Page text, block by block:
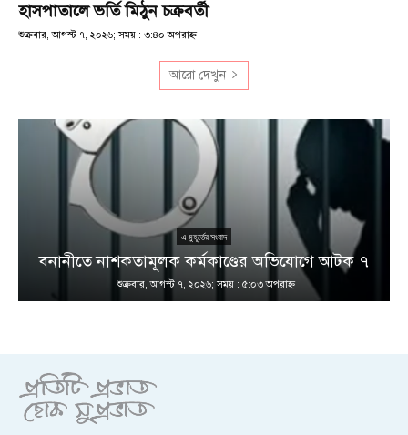
হাসপাতালে ভর্তি মিঠুন চক্রবর্তী
শুক্রবার, আগস্ট ৭, ২০২৬; সময় : ৩:৪০ অপরাহ্ণ
আরো দেখুন
এ মুহূর্তের সংবাদ
বনানীতে নাশকতামূলক কর্মকাণ্ডের অভিযোগে আটক ৭
শুক্রবার, আগস্ট ৭, ২০২৬; সময় : ৫:০৩ অপরাহ্ণ